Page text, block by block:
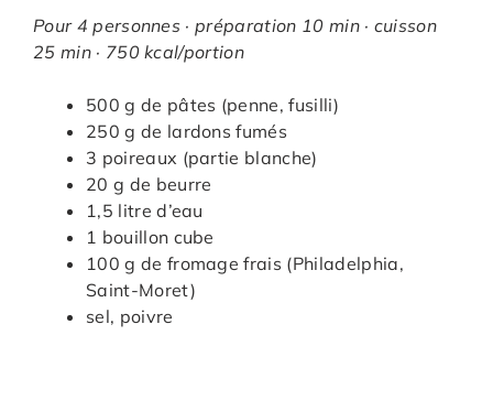
Pour 4 personnes · préparation 10 min · cuisson
25 min · 750 kcal/portion
500 g de pâtes (penne, fusilli)
250 g de lardons fumés
3 poireaux (partie blanche)
20 g de beurre
1,5 litre d’eau
1 bouillon cube
100 g de fromage frais (Philadelphia,
Saint-Moret)
sel, poivre